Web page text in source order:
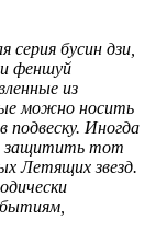
бусин дзи,
феншуй
из
можно носить
подвеску. Иногда
защитить тот
Летящих звезд.